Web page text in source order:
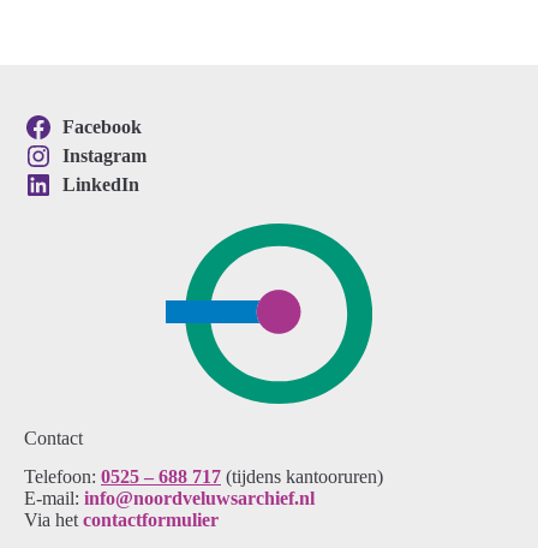
Contact
Telefoon: 0525 – 688 717 (tijdens kantooruren)
E-mail: info@noordveluwsarchief.nl
Via het contactformulier
Facebook
Instagram
LinkedIn